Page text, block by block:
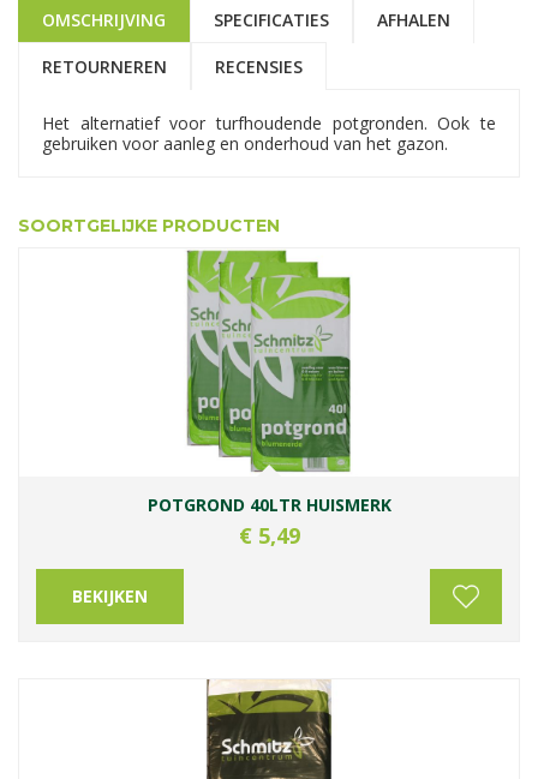
OMSCHRIJVING SPECIFICATIES AFHALEN
RETOURNEREN RECENSIES
Het alternatief voor turfhoudende potgronden. Ook te
gebruiken voor aanleg en onderhoud van het gazon.
SOORTGELIJKE PRODUCTEN
POTGROND 40LTR HUISMERK
€ 5,49
BEKIJKEN